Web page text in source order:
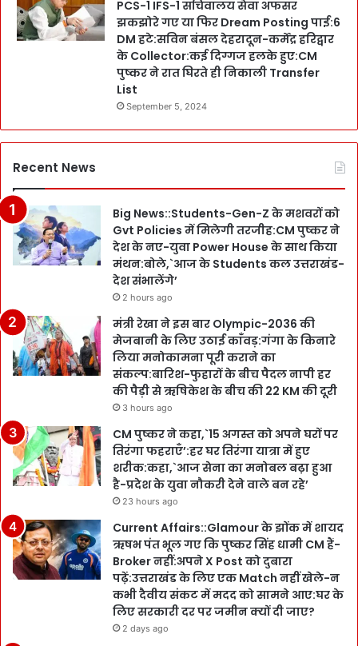
PCS-1 IFS-1 सचिवालय सेवा अफसर
झकझोरे गए या फिर Dream Posting पाई:6
DM हटे:सविन बंसल देहरादून-कर्मेंद्र हरिद्वार
के Collector:कई दिग्गज हलके हुए:CM
पुष्कर ने रात घिरते ही निकाली Transfer
List
September 5, 2024
Recent News
Big News::Students-Gen-Z के मशवरों को
Gvt Policies में मिलेगी तरजीह:CM पुष्कर ने
देश के नए-युवा Power House के साथ किया
मंथन:बोले,`आज के Students कल उत्तराखंड-
देश संभालेंगे’
2 hours ago
मंत्री रेखा ने इस बार Olympic-2036 की
मेजबानी के लिए उठाई काँवड़:गंगा के किनारे
लिया मनोकामना पूरी कराने का
संकल्प:बारिश-फुहारों के बीच पैदल नापी हर
की पैड़ी से ऋषिकेश के बीच की 22 KM की दूरी
3 hours ago
CM पुष्कर ने कहा,`15 अगस्त को अपने घरों पर
तिरंगा फहराएँ’:हर घर तिरंगा यात्रा में हुए
शरीक:कहा,`आज सेना का मनोबल बढ़ा हुआ
है-प्रदेश के युवा नौकरी देने वाले बन रहे’
23 hours ago
Current Affairs::Glamour के झोंक में शायद
ऋषभ पंत भूल गए कि पुष्कर सिंह धामी CM हैं-
Broker नहीं:अपने X Post को दुबारा
पढ़ें:उत्तराखंड के लिए एक Match नहीं खेले-न
कभी दैवीय संकट में मदद को सामने आए:घर के
लिए सरकारी दर पर जमीन क्यों दी जाए?
2 days ago